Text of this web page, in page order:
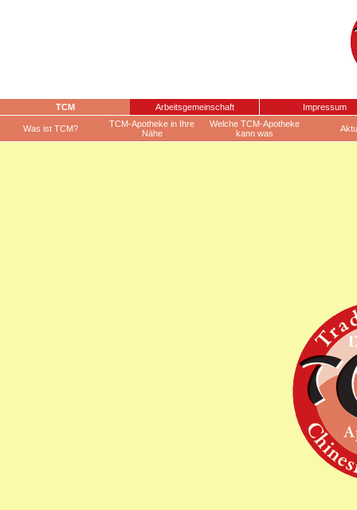
TCM Arbeitsgemeinschaft Impressum
Was ist TCM?
TCM-Apotheke in Ihre
Nähe
Welche TCM-Apotheke
kann was